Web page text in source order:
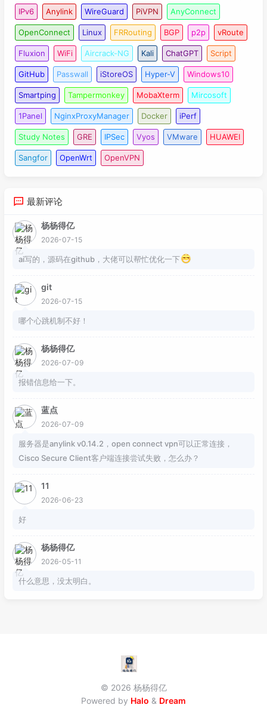
IPv6 Anylink WireGuard PiVPN AnyConnect
OpenConnect Linux FRRouting BGP p2p vRoute
Fluxion WiFi Aircrack-NG Kali ChatGPT Script
GitHub Passwall iStoreOS Hyper-V Windows10
Smartping Tampermonkey MobaXterm Mircosoft
1Panel NginxProxyManager Docker iPerf
Study Notes GRE IPSec Vyos VMware HUAWEI
Sangfor OpenWrt OpenVPN
最新评论
杨杨得亿
2026-07-15
ai写的，源码在github，大佬可以帮忙优化一下
git
2026-07-15
哪个心跳机制不好！
杨杨得亿
2026-07-09
报错信息给一下。
蓝点
2026-07-09
服务器是anylink v0.14.2，open connect vpn可以正常连接，
Cisco Secure Client客户端连接尝试失败，怎么办？
11
2026-06-23
好
杨杨得亿
2026-05-11
什么意思，没太明白。
© 2026 杨杨得亿
Powered by Halo & Dream